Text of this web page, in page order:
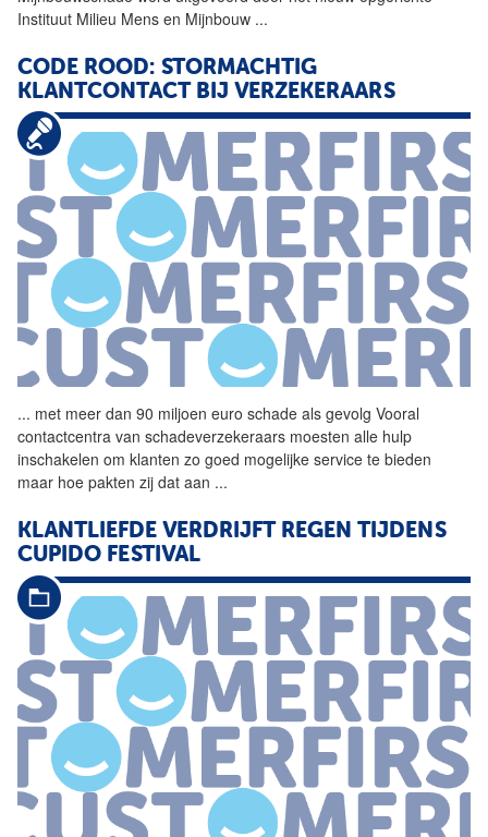
Instituut Milieu Mens en Mijnbouw ...
CODE ROOD: STORMACHTIG
KLANTCONTACT BIJ VERZEKERAARS
... met meer dan 90 miljoen euro schade als gevolg Vooral
contactcentra van schadeverzekeraars moesten alle hulp
inschakelen om klanten zo goed mogelijke service te bieden
maar hoe pakten zij dat aan ...
KLANTLIEFDE VERDRIJFT REGEN TIJDENS
CUPIDO FESTIVAL